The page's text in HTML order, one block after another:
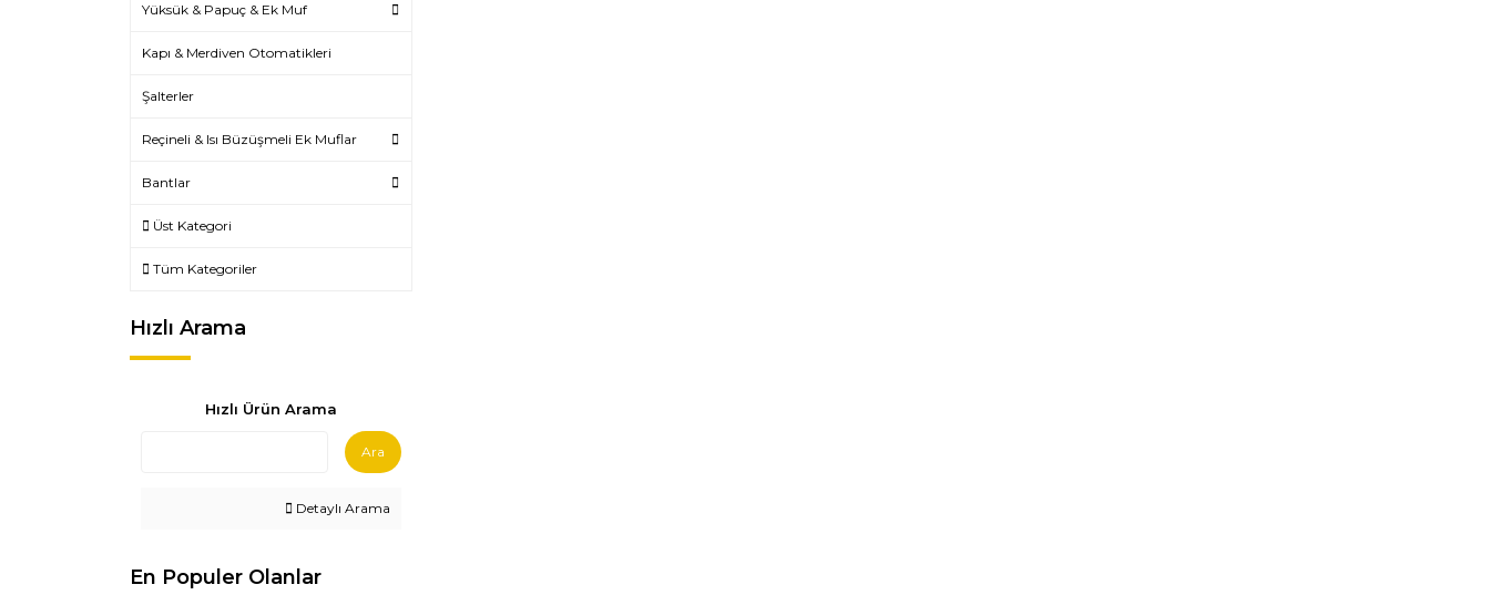
Yüksük & Papuç & Ek Muf
Kapı & Merdiven Otomatikleri
Şalterler
Reçineli & Isı Büzüşmeli Ek Muflar
Bantlar
Üst Kategori
Tüm Kategoriler
Hızlı Arama
Hızlı Ürün Arama
Ara
Detaylı Arama
En Populer Olanlar